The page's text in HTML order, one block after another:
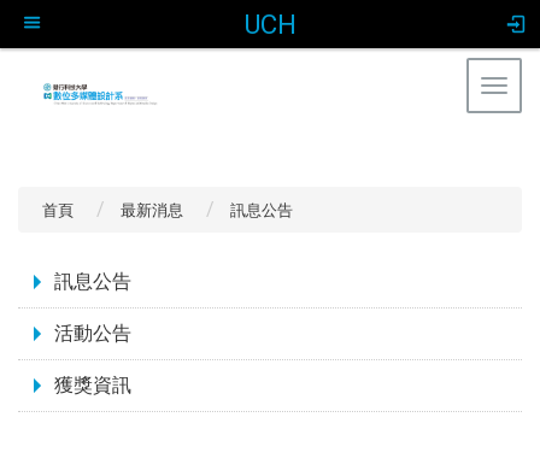
UCH
首頁 最新消息 訊息公告
訊息公告
活動公告
獲獎資訊